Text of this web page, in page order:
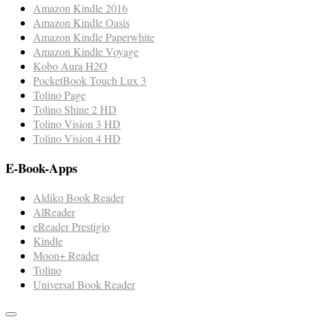
Amazon Kindle 2016
Amazon Kindle Oasis
Amazon Kindle Paperwhite
Amazon Kindle Voyage
Kobo Aura H2O
PocketBook Touch Lux 3
Tolino Page
Tolino Shine 2 HD
Tolino Vision 3 HD
Tolino Vision 4 HD
E-Book-Apps
Aldiko Book Reader
AlReader
eReader Prestigio
Kindle
Moon+ Reader
Tolino
Universal Book Reader